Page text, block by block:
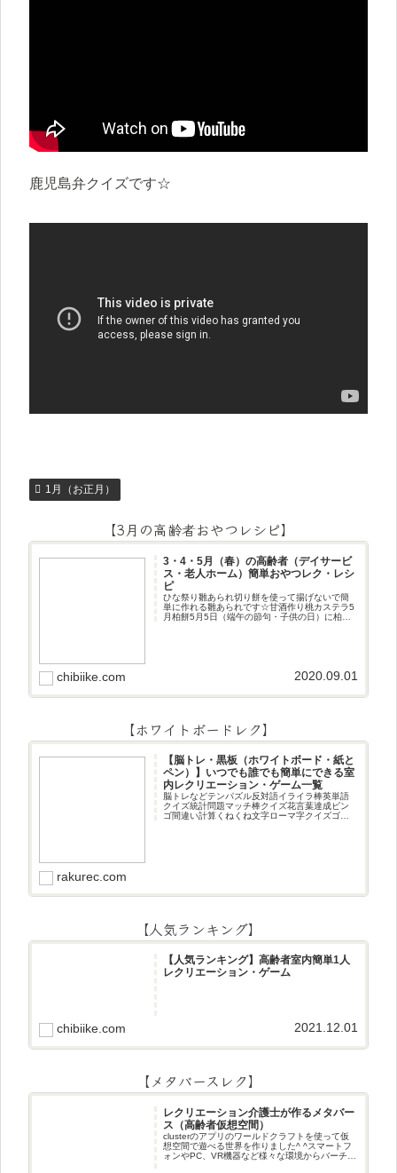
鹿児島弁クイズです☆
1月（お正月）
【3月の高齢者おやつレシピ】
3・4・5月（春）の高齢者（デイサービ
ス・老人ホーム）簡単おやつレク・レシ
ピ
ひな祭り雛あられ切り餅を使って揚げないで簡
単に作れる雛あられです☆甘酒作り桃カステラ5
月柏餅5月5日（端午の節句・子供の日）に柏餅
chibiike.com 2020.09.01
【ホワイトボードレク】
【脳トレ・黒板（ホワイトボード・紙と
ペン）】いつでも誰でも簡単にできる室
内レクリエーション・ゲーム一覧
脳トレなどテンパズル反対語イライラ棒英単語
クイズ統計問題マッチ棒クイズ花言葉達成ビン
ゴ間違い計算くねくね文字ローマ字クイズゴロ
rakurec.com
【人気ランキング】
【人気ランキング】高齢者室内簡単1人
レクリエーション・ゲーム
chibiike.com 2021.12.01
【メタバースレク】
レクリエーション介護士が作るメタバー
ス（高齢者仮想空間）
clusterのアプリのワールドクラフトを使って仮
想空間で遊べる世界を作りました^ ^スマートフ
ォンやPC、VR機器など様々な環境からバーチャ